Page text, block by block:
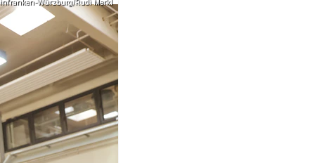
Würzburg/Rudi Merkl